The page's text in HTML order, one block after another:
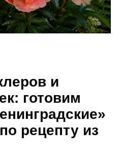
и
готовим
рецепту из